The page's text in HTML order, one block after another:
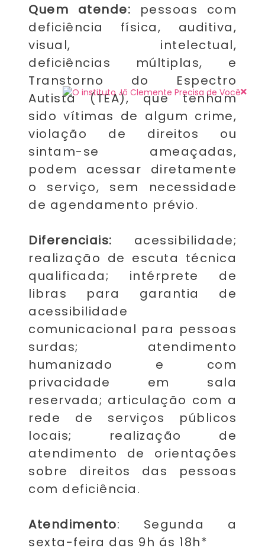
Quem atende: pessoas com
deficiência física, auditiva,
visual, intelectual,
deficiências múltiplas, e
Transtorno do Espectro
Autista (TEA), que tenham
sido vítimas de algum crime,
violação de direitos ou
sintam-se ameaçadas,
podem acessar diretamente
o serviço, sem necessidade
de agendamento prévio.
Diferenciais: acessibilidade;
realização de escuta técnica
qualificada; intérprete de
libras para garantia de
acessibilidade
comunicacional para pessoas
surdas; atendimento
humanizado e com
privacidade em sala
reservada; articulação com a
rede de serviços públicos
locais; realização de
atendimento de orientações
sobre direitos das pessoas
com deficiência.
Atendimento: Segunda a
sexta-feira das 9h ás 18h*